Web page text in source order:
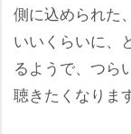
側に込められた
いいくらいに、
るようで、つら
聴きたくなります